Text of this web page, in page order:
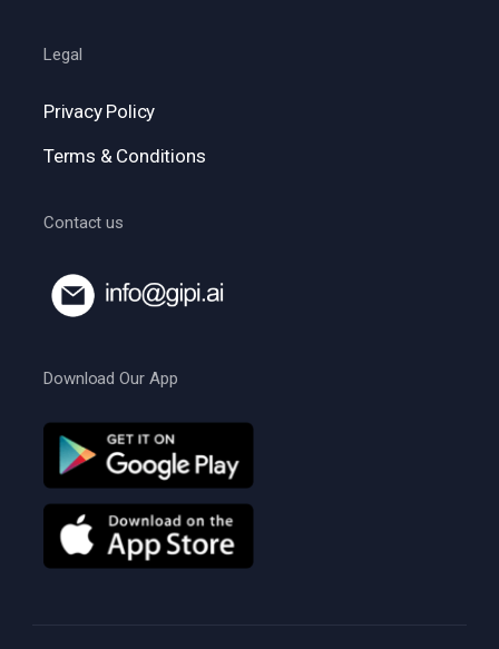
Legal
Privacy Policy
Terms & Conditions
Contact us
Download Our App